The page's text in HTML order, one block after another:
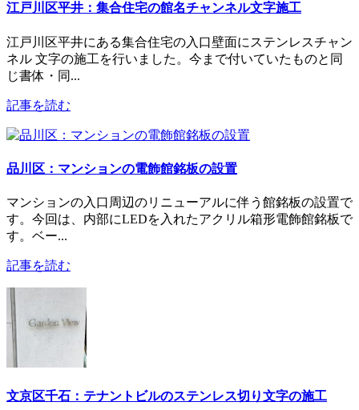
江戸川区平井：集合住宅の館名チャンネル文字施工
江戸川区平井にある集合住宅の入口壁面にステンレスチャン
ネル 文字の施工を行いました。今まで付いていたものと同
じ書体・同...
記事を読む
品川区：マンションの電飾館銘板の設置
マンションの入口周辺のリニューアルに伴う館銘板の設置で
す。今回は、内部にLEDを入れたアクリル箱形電飾館銘板で
す。ベー...
記事を読む
文京区千石：テナントビルのステンレス切り文字の施工